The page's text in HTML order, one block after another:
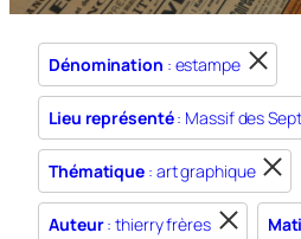
Dénomination : estampe
Lieu représenté: Massif des
Thématique : art graphique
Auteur: thierry frères